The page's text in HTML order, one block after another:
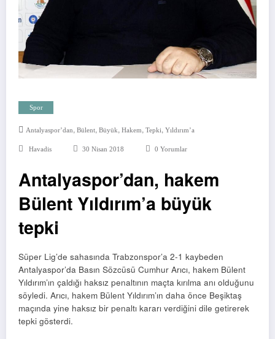
Spor
Antalyaspor’dan, Bülent, Büyük, Hakem, Tepki, Yıldırım’a
Havadis 30 Nisan 2018 0 Yorumlar
Antalyaspor’dan, hakem
Bülent Yıldırım’a büyük
tepki
Süper Lig’de sahasında Trabzonspor’a 2-1 kaybeden
Antalyaspor’da Basın Sözcüsü Cumhur Arıcı, hakem Bülent
Yıldırım’ın çaldığı haksız penaltının maçta kırılma anı olduğunu
söyledi. Arıcı, hakem Bülent Yıldırım’ın daha önce Beşiktaş
maçında yine haksız bir penaltı kararı verdiğini dile getirerek
tepki gösterdi.